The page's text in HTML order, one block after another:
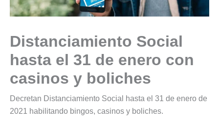
Distanciamiento Social
hasta el 31 de enero con
casinos y boliches
Decretan Distanciamiento Social hasta el 31 de enero de
2021 habilitando bingos, casinos y boliches.